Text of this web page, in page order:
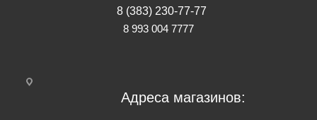
8 (383) 230-77-77
8 993 004 7777
Адреса магазинов: